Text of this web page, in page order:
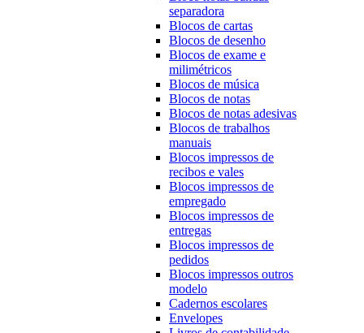
separadora
Blocos de cartas
Blocos de desenho
Blocos de exame e
milimétricos
Blocos de música
Blocos de notas
Blocos de notas adesivas
Blocos de trabalhos
manuais
Blocos impressos de
recibos e vales
Blocos impressos de
empregado
Blocos impressos de
entregas
Blocos impressos de
pedidos
Blocos impressos outros
modelo
Cadernos escolares
Envelopes